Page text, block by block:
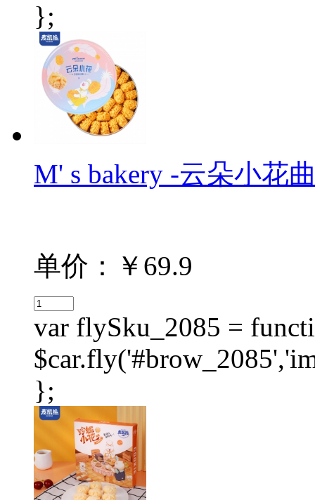
};
M' s bakery -云朵小花
单价：￥69.9
var flySku_2085 =
};